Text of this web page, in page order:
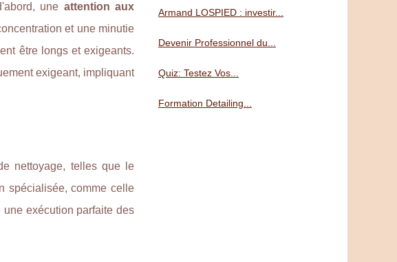
une attention aux
et une minutie
être longs et exigeants.
exigeant, impliquant
nettoyage, telles que le
spécialisée, comme celle
exécution parfaite des
Armand LOSPIED : investir...
Devenir Professionnel du...
Quiz: Testez Vos...
Formation Detailing...